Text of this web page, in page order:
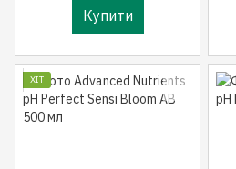
Купити
ХІТ